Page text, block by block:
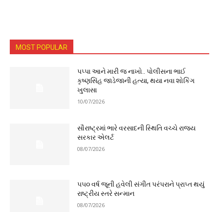
MOST POPULAR
પપ્પા આને મારી જ નાખો.. પોલીસના ભાઈ
કૃષ્ણસિંહ જાડેજાની હત્યા, થયા નવા શોકિંગ
ખુલાસા
10/07/2026
સૌરાષ્ટ્રમાં ભારે વરસાદની સ્થિતિ વચ્ચે રાજ્ય
સરકાર એલર્ટ
08/07/2026
૫૫૦ વર્ષ જૂની હવેલી સંગીત પરંપરાને પ્રાપ્ત થયું
રાષ્ટ્રીય સ્તરે સન્માન
08/07/2026